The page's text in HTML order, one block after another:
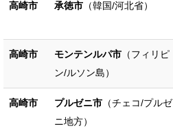
高崎市 承徳市 （韓国/河北省）
高崎市 モンテンルパ市 （フィリピ
ン/ルソン島）
高崎市 プルゼニ市 （チェコ/プルゼ
ニ地方）